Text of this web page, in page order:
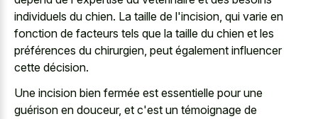
individuels du chien. La taille de l'incision, qui varie en
fonction de facteurs tels que la taille du chien et les
préférences du chirurgien, peut également influencer
cette décision.
Une incision bien fermée est essentielle pour une
guérison en douceur, et c'est un témoignage de